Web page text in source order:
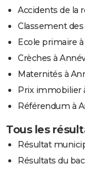
Accidents de la
Classement
Ecole primaire
Crèches à
Maternités à
Prix immobilier
Référendum à
Tous les
Résultat
Résultats du